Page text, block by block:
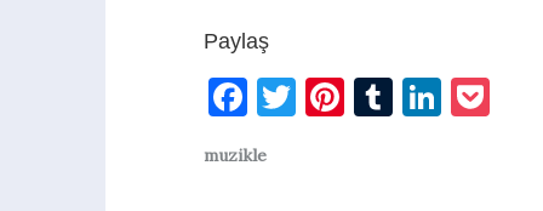
Paylaş
Facebook
TwitterPinterest
Tumblr
muzikle